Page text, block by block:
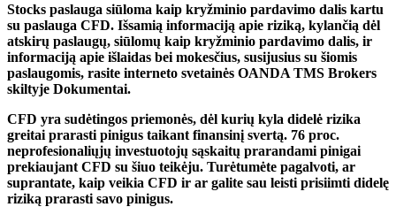
Stocks paslauga siūloma kaip kryžminio pardavimo dalis kartu
su paslauga CFD. Išsamią informaciją apie riziką, kylančią dėl
atskirų paslaugų, siūlomų kaip kryžminio pardavimo dalis, ir
informaciją apie išlaidas bei mokesčius, susijusius su šiomis
paslaugomis, rasite interneto svetainės OANDA TMS Brokers
skiltyje Dokumentai.
CFD yra sudėtingos priemonės, dėl kurių kyla didelė rizika
greitai prarasti pinigus taikant finansinį svertą. 76 proc.
neprofesionaliųjų investuotojų sąskaitų prarandami pinigai
prekiaujant CFD su šiuo teikėju. Turėtumėte pagalvoti, ar
suprantate, kaip veikia CFD ir ar galite sau leisti prisiimti didelę
riziką prarasti savo pinigus.